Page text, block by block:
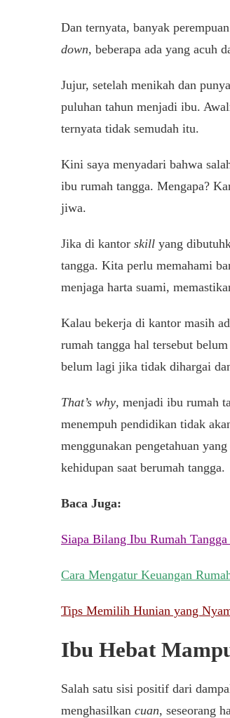
Dan ternyata, banyak
down, beberapa ada yang acuh
Jujur, setelah menikah dan
puluhan tahun menjadi ibu.
ternyata tidak semudah itu.
Kini saya menyadari bahwa
ibu rumah tangga. Mengapa?
jiwa.
Jika di kantor skill yang
tangga. Kita perlu memahami
menjaga harta suami,
Kalau bekerja di kantor masih
rumah tangga hal tersebut
belum lagi jika tidak dihargai
That’s why, menjadi ibu rumah
menempuh pendidikan tidak
menggunakan pengetahuan
kehidupan saat berumah tangga.
Baca Juga:
Siapa Bilang Ibu Rumah
Cara Mengatur Keuangan
Tips Memilih Hunian yang
Ibu Hebat
Salah satu sisi positif dari
menghasilkan cuan, seseorang